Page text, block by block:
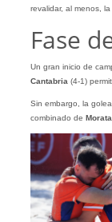
revalidar, al menos, la
Fase
Un gran inicio de
Cantabria(4-1)
Sin embargo, la
combinado de